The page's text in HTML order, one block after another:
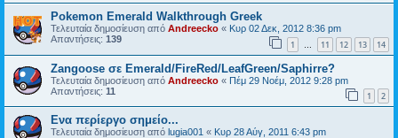
Pokemon Emerald Walkthrough Greek
Τελευταία δημοσίευση από Andreecko « Κυρ 02 Δεκ, 2012 8:36 pm
Απαντήσεις: 139 1 … 11 12 13 14
Zangoose σε Emerald/FireRed/LeafGreen/Saphirre?
Τελευταία δημοσίευση από Andreecko « Πέμ 29 Νοέμ, 2012 9:28 pm
Απαντήσεις: 11 1 2
Ενα περίεργο σημείο...
Τελευταία δημοσίευση από lugia001 « Κυρ 28 Αύγ, 2011 6:43 pm